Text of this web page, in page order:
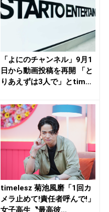
「よにのチャンネル」9月1
日から動画投稿を再開 「と
りあえずは3人で」とtim
timelesz 菊池風磨「1回カ
メラ止めて!責任者呼んで!」
女子高生〝最高彼...